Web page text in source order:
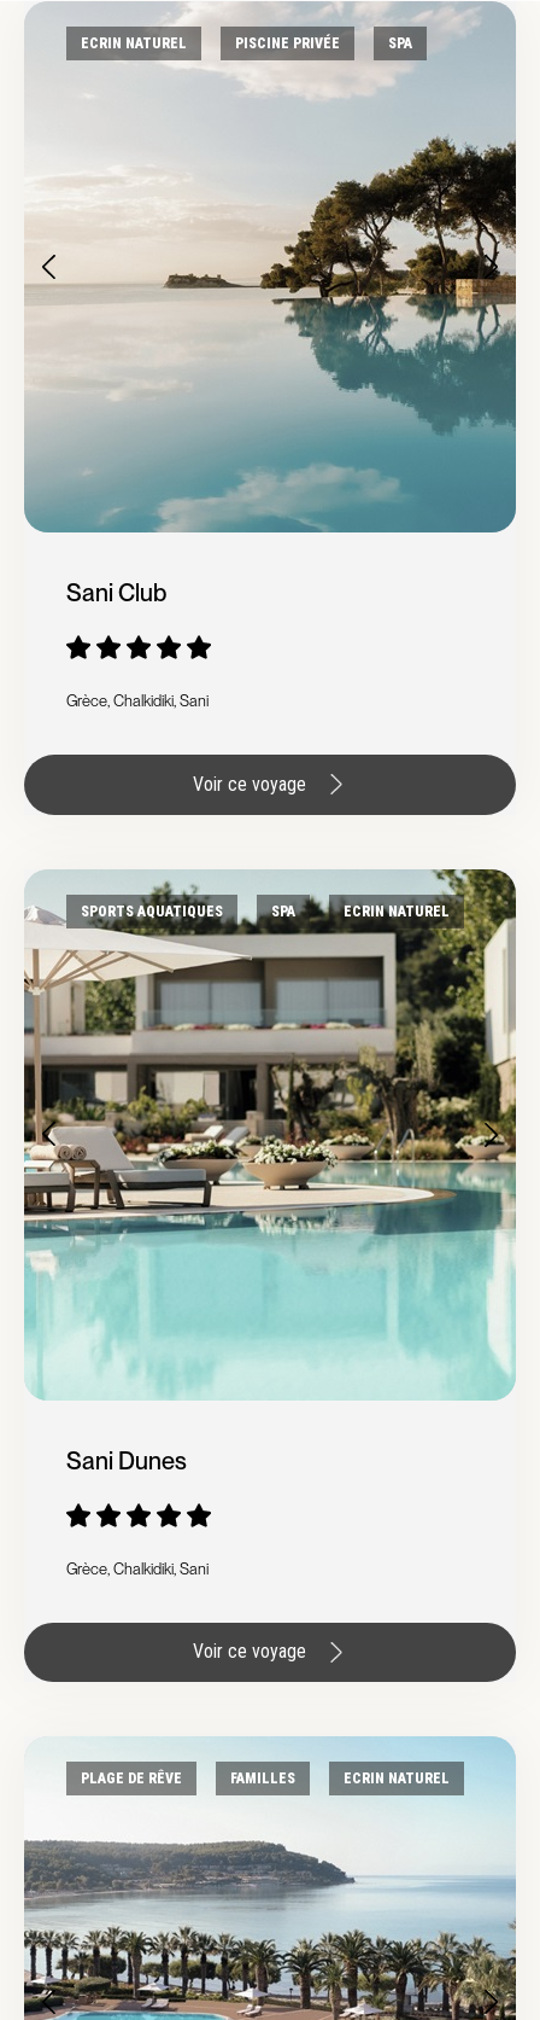
ECRIN NATUREL PISCINE PRIVÉE SPA
Sani Club
Grèce, Chalkidiki, Sani
Voir ce voyage
SPORTS AQUATIQUES SPA ECRIN NATUREL
Sani Dunes
Grèce, Chalkidiki, Sani
Voir ce voyage
PLAGE DE RÊVE FAMILLES ECRIN NATUREL